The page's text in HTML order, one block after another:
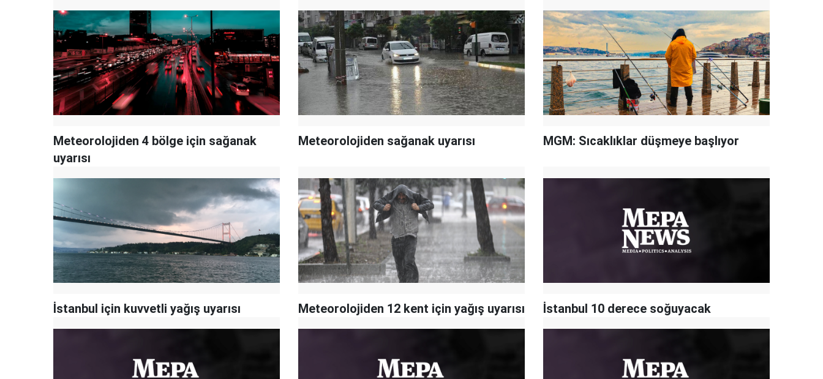
Meteorolojiden 4 bölge için sağanak
uyarısı
Meteorolojiden sağanak uyarısı MGM: Sıcaklıklar düşmeye başlıyor
İstanbul için kuvvetli yağış uyarısı Meteorolojiden 12 kent için yağış uyarısı İstanbul 10 derece soğuyacak